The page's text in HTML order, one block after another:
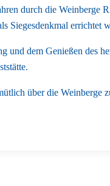
durch die Weinberge
Siegesdenkmal
und dem Genießen des
über die Weinberge